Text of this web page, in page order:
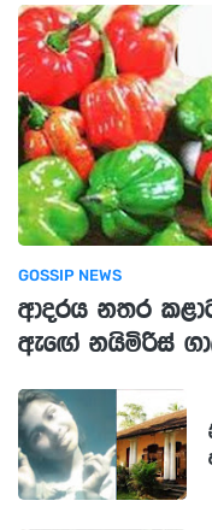
GOSSIP NEWS
ආදරය නතර
ඇඟේ නයිමිරිස්